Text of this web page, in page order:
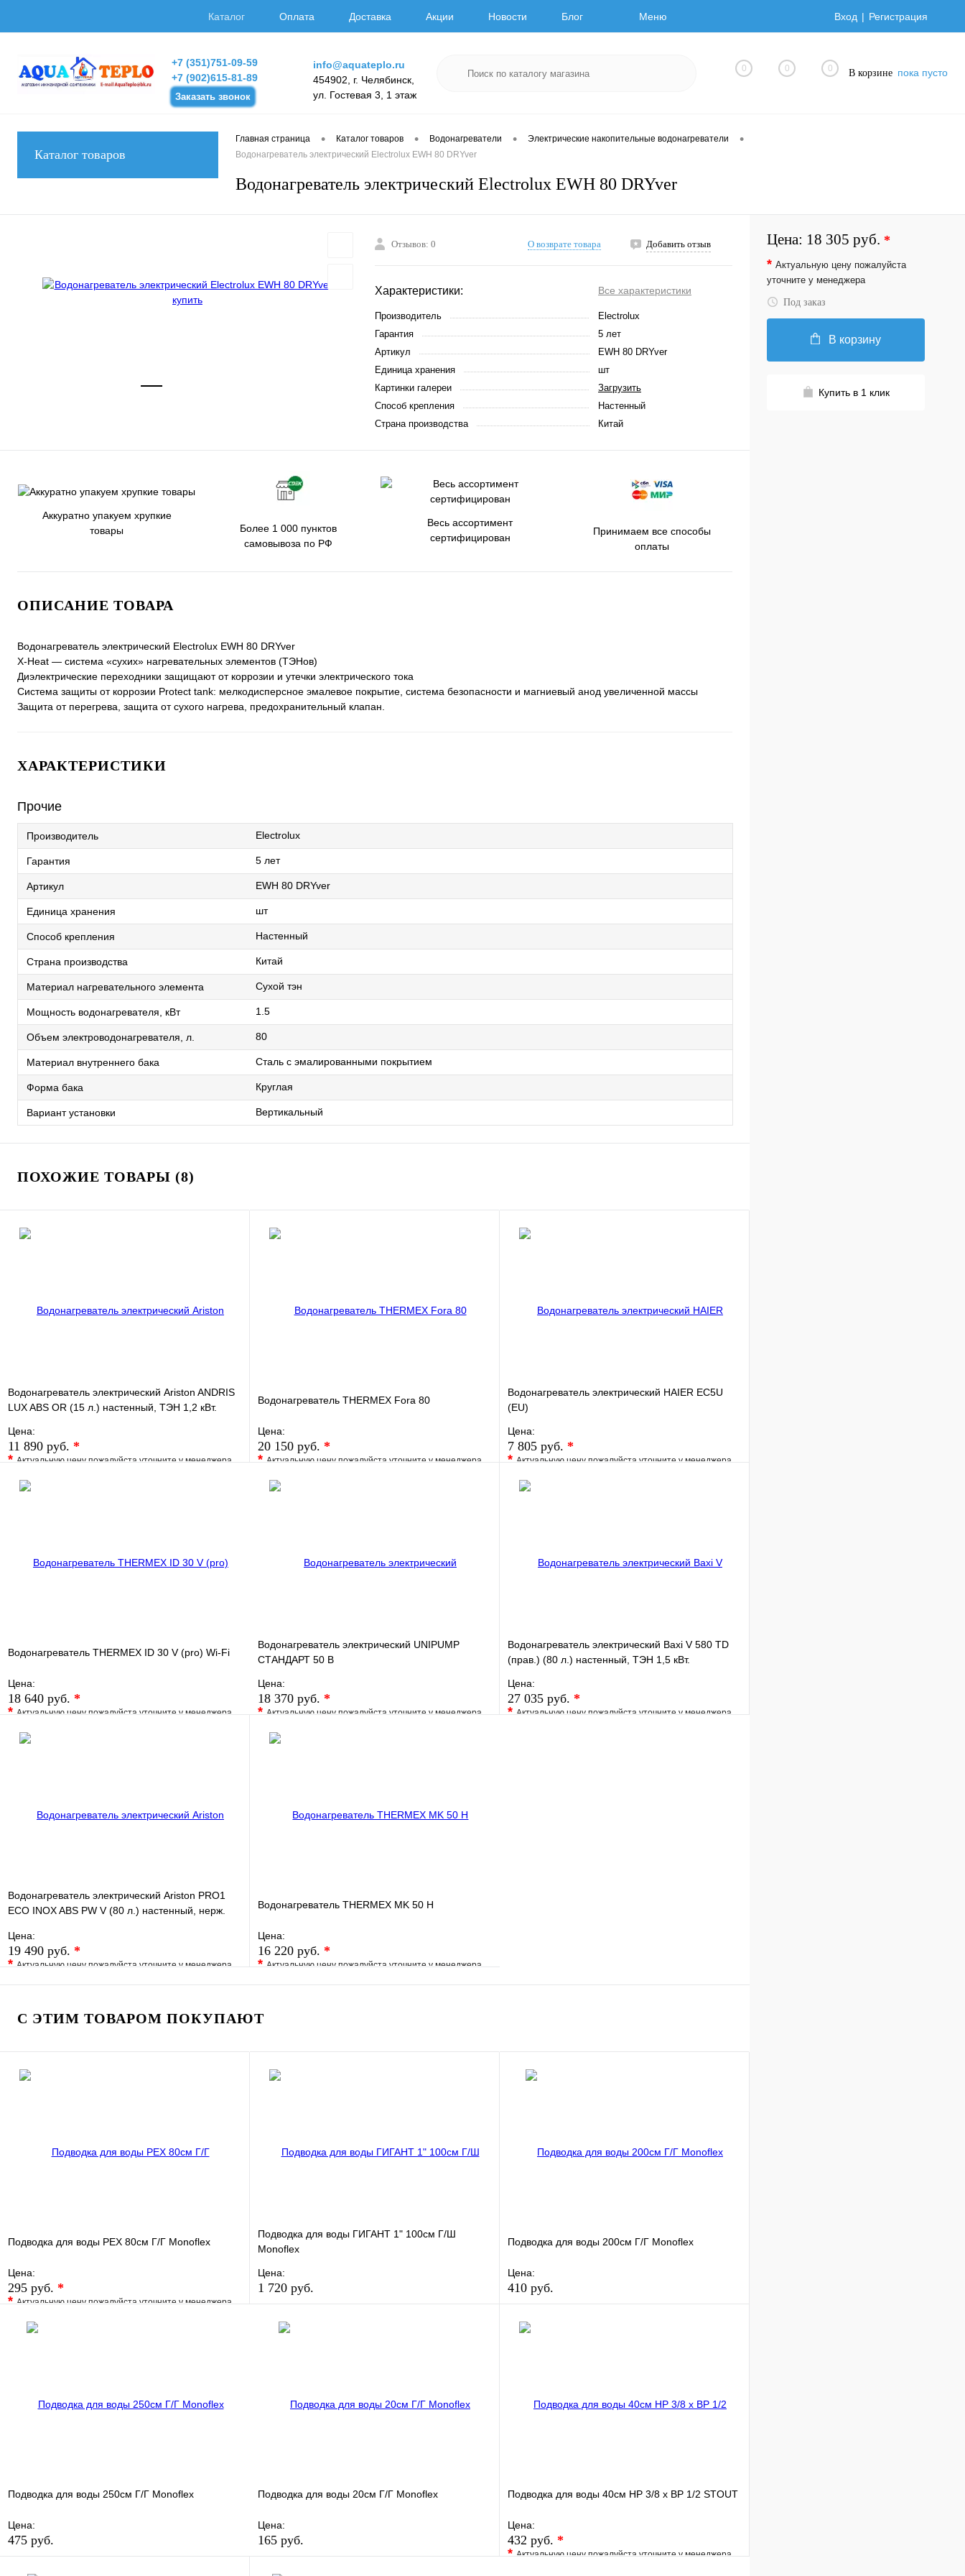
Каталог Оплата Доставка Акции Новости Блог Меню Вход Регистрация
+7 (351)751-09-59
+7 (902)615-81-89
Заказать звонок
info@aquateplo.ru
454902, г. Челябинск,
ул. Гостевая 3, 1 этаж
0 0 0 В корзине пока пусто
Каталог товаров
Главная страница • Каталог товаров • Водонагреватели • Электрические накопительные водонагреватели •
Водонагреватель электрический Electrolux EWH 80 DRYver
Водонагреватель электрический Electrolux EWH 80 DRYver
Отзывов: 0 О возврате товара Добавить отзыв
Характеристики: Все характеристики
Производитель
Electrolux
Гарантия
5 лет
Артикул
EWH 80 DRYver
Единица хранения
шт
Картинки галереи
Загрузить
Способ крепления
Настенный
Страна производства
Китай
Аккуратно упакуем хрупкие
товары
Более 1 000 пунктов
самовывоза по РФ
Весь ассортимент
сертифицирован
Принимаем все способы
оплаты
ОПИСАНИЕ ТОВАРА
Водонагреватель электрический Electrolux EWH 80 DRYver
X-Heat — система «сухих» нагревательных элементов (ТЭНов)
Диэлектрические переходники защищают от коррозии и утечки электрического тока
Система защиты от коррозии Protect tank: мелкодисперсное эмалевое покрытие, система безопасности и магниевый анод увеличенной массы
Защита от перегрева, защита от сухого нагрева, предохранительный клапан.
ХАРАКТЕРИСТИКИ
Прочие
Производитель Electrolux
Гарантия 5 лет
Артикул EWH 80 DRYver
Единица хранения шт
Способ крепления Настенный
Страна производства Китай
Материал нагревательного элемента Сухой тэн
Мощность водонагревателя, кВт 1.5
Объем электроводонагревателя, л. 80
Материал внутреннего бака Сталь с эмалированными покрытием
Форма бака Круглая
Вариант установки Вертикальный
ПОХОЖИЕ ТОВАРЫ (8)
Водонагреватель электрический Ariston ANDRIS
LUX ABS OR (15 л.) настенный, ТЭН 1,2 кВт.
Цена:
11 890 руб. *
*Актуальную цену пожалуйста уточните у менеджера
В избранное
Водонагреватель THERMEX Fora 80
Цена:
20 150 руб. *
*Актуальную цену пожалуйста уточните у менеджера
В избранное
Водонагреватель электрический HAIER EC5U
(EU)
Цена:
7 805 руб. *
*Актуальную цену пожалуйста уточните у менеджера
В избранное
Водонагреватель THERMEX ID 30 V (pro) Wi-Fi
Цена:
18 640 руб. *
*Актуальную цену пожалуйста уточните у менеджера
В избранное
Водонагреватель электрический UNIPUMP
СТАНДАРТ 50 В
Цена:
18 370 руб. *
*Актуальную цену пожалуйста уточните у менеджера
В избранное
Водонагреватель электрический Baxi V 580 TD
(прав.) (80 л.) настенный, ТЭН 1,5 кВт.
Цена:
27 035 руб. *
*Актуальную цену пожалуйста уточните у менеджера
Водонагреватель электрический Ariston PRO1
ECO INOX ABS PW V (80 л.) настенный, нерж.
Цена:
19 490 руб. *
*Актуальную цену пожалуйста уточните у менеджера
В избранное Сравнение
В корзину
Водонагреватель THERMEX MK 50 H
Цена:
16 220 руб. *
*Актуальную цену пожалуйста уточните у менеджера
В избранное Сравнение
В корзину
С ЭТИМ ТОВАРОМ ПОКУПАЮТ
Подводка для воды РЕХ 80см Г/Г Monoflex
Цена:
295 руб. *
*Актуальную цену пожалуйста уточните у менеджера
В избранное
Подводка для воды ГИГАНТ 1" 100см Г/Ш
Monoflex
Цена:
1 720 руб.
Купить в 1 клик
Подводка для воды 200см Г/Г Monoflex
Цена:
410 руб.
Купить в 1 клик
Подводка для воды 250см Г/Г Monoflex
Цена:
475 руб.
Подводка для воды 20см Г/Г Monoflex
Цена:
165 руб.
Подводка для воды 40см НР 3/8 х ВР 1/2 STOUT
Цена:
432 руб. *
*Актуальную цену пожалуйста уточните у менеджера
Цена: 18 305 руб. *
* Актуальную цену пожалуйста
уточните у менеджера
Под заказ
В корзину
Купить в 1 клик